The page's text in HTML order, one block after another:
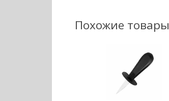
Похожие товары